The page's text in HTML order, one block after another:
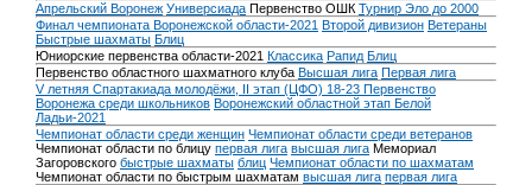
Апрельский Воронеж Универсиада Первенство ОШК Турнир Эло до 2000
Финал чемпионата Воронежской области-2021 Второй дивизион Ветераны
Быстрые шахматы Блиц
Юниорские первенства области-2021 Классика Рапид Блиц
Первенство областного шахматного клуба Высшая лига Первая лига
V летняя Спартакиада молодёжи, II этап (ЦФО) 18-23 Первенство
Воронежа среди школьников Воронежский областной этап Белой
Ладьи-2021
Чемпионат области среди женщин Чемпионат области среди ветеранов
Чемпионат области по блицу первая лига высшая лига Мемориал
Загоровского быстрые шахматы блиц Чемпионат области по шахматам
Чемпионат области по быстрым шахматам высшая лига первая лига